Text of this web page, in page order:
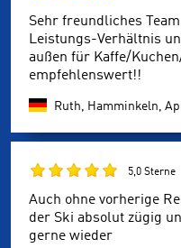
Sehr freundliches
Leistungs-Verhältnis
außen für Kaffe/
empfehlenswert!!
Ruth, Hamminkeln,
5,0 Sterne
Auch ohne vorherige
der Ski absolut zügig
gerne wieder